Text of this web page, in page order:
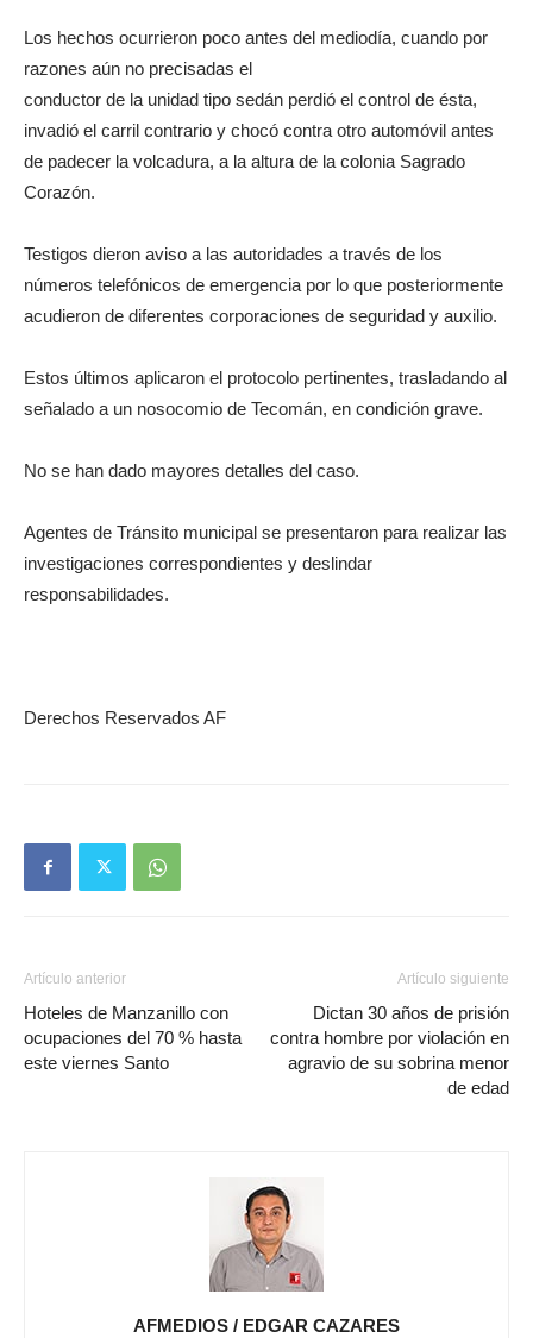
Los hechos ocurrieron poco antes del mediodía, cuando por
razones aún no precisadas el
conductor de la unidad tipo sedán perdió el control de ésta,
invadió el carril contrario y chocó contra otro automóvil antes
de padecer la volcadura, a la altura de la colonia Sagrado
Corazón.
Testigos dieron aviso a las autoridades a través de los
números telefónicos de emergencia por lo que posteriormente
acudieron de diferentes corporaciones de seguridad y auxilio.
Estos últimos aplicaron el protocolo pertinentes, trasladando al
señalado a un nosocomio de Tecomán, en condición grave.
No se han dado mayores detalles del caso.
Agentes de Tránsito municipal se presentaron para realizar las
investigaciones correspondientes y deslindar
responsabilidades.
Derechos Reservados AF
Artículo anterior
Hoteles de Manzanillo con
ocupaciones del 70 % hasta
este viernes Santo
Artículo siguiente
Dictan 30 años de prisión
contra hombre por violación en
agravio de su sobrina menor
de edad
AFMEDIOS / EDGAR CAZARES